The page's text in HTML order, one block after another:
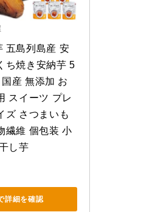
五島列島産 安
ち焼き安納芋 5
産 無添加 お
スイーツ プレ
ズ さつまいも
繊維 個包装 小
し芋
詳細を確認